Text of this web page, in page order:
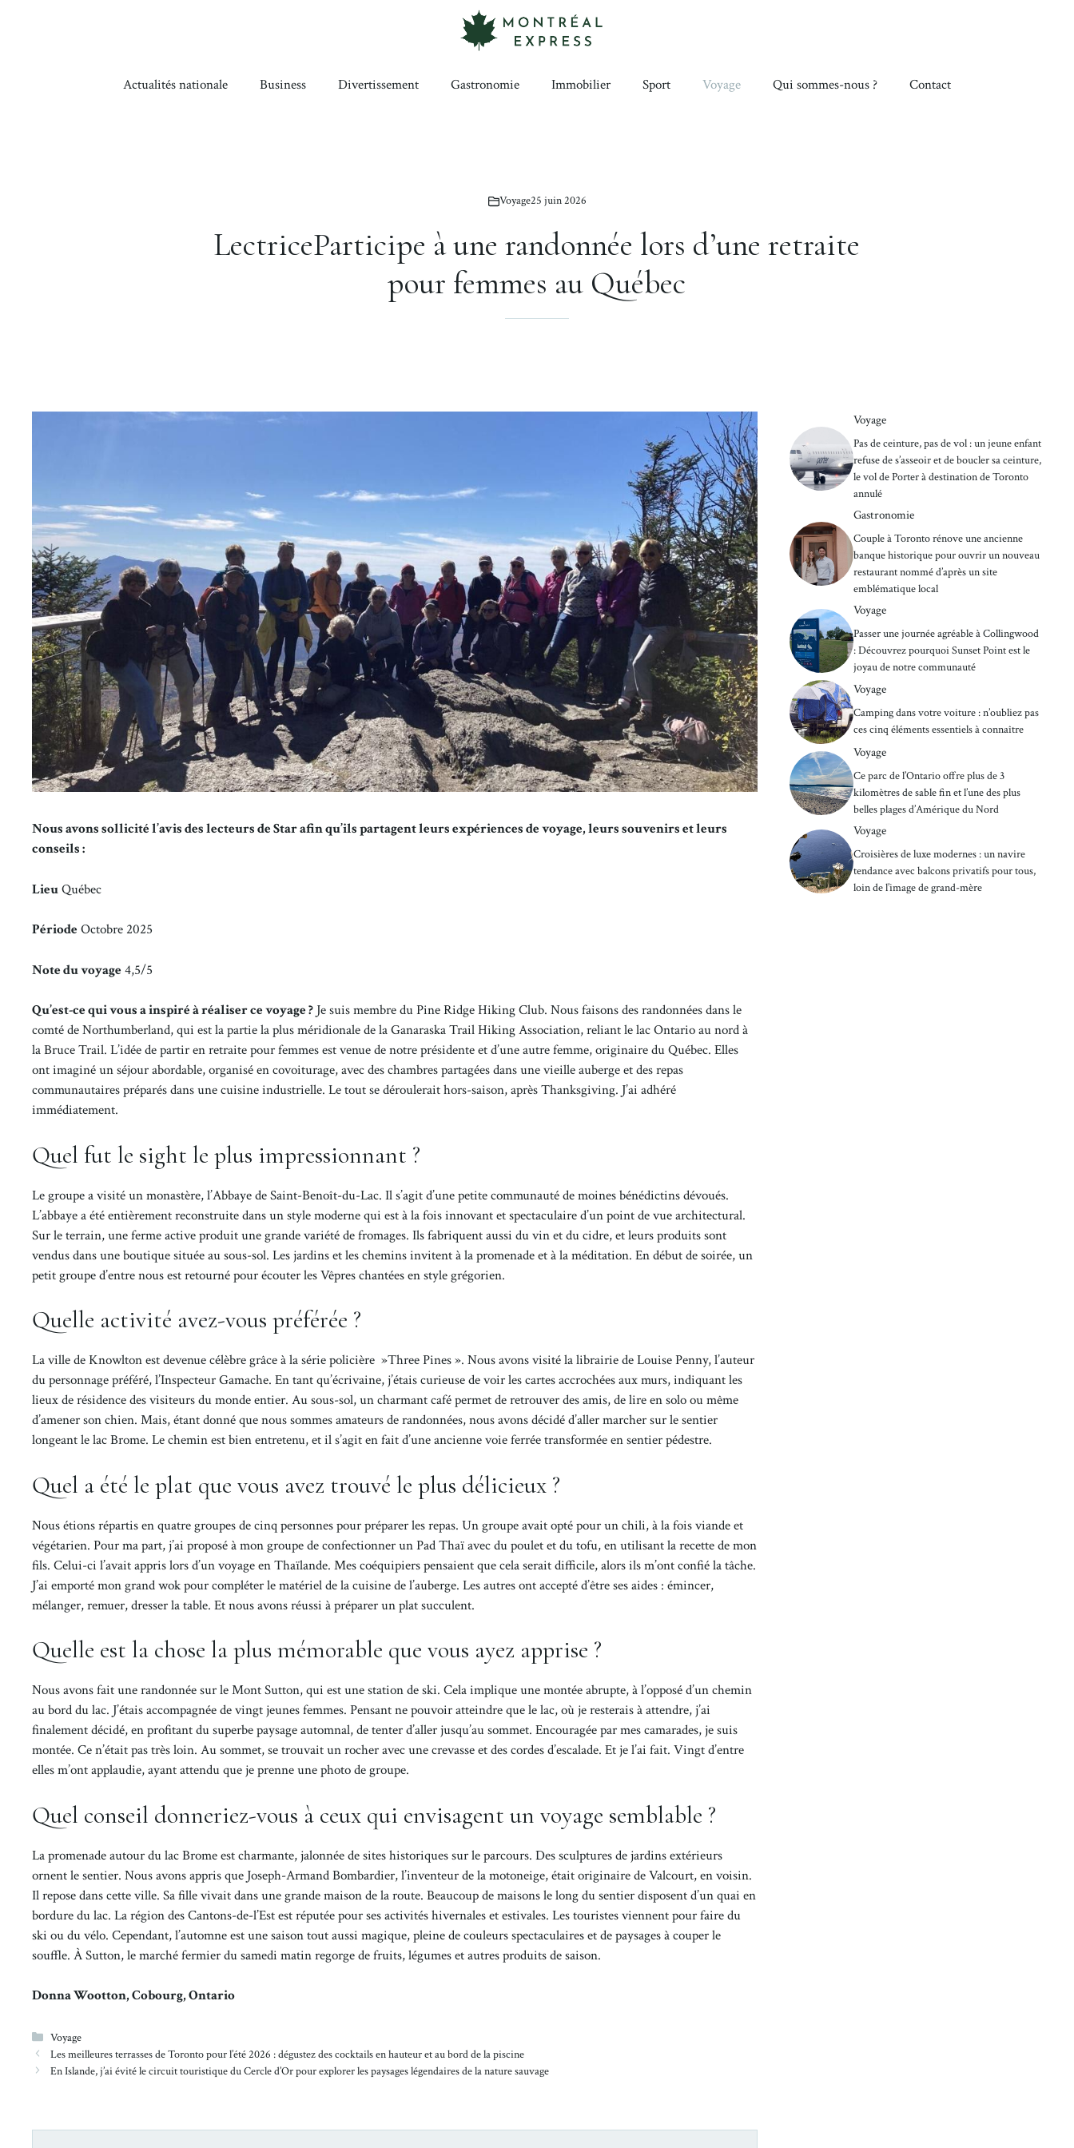
Actualités nationale Business Divertissement Gastronomie Immobilier Sport Voyage Qui sommes-nous ? Contact
Voyage25 juin 2026
LectriceParticipe à une randonnée lors d’une retraite
pour femmes au Québec
Nous avons sollicité l’avis des lecteurs de Star afin qu’ils partagent leurs expériences de voyage, leurs souvenirs et leurs
conseils :
LieuQuébec
PériodeOctobre 2025
Note du voyage4,5/5
Qu’est-ce qui vous a inspiré à réaliser ce voyage ? Je suis membre du Pine Ridge Hiking Club. Nous faisons des randonnées dans le
comté de Northumberland, qui est la partie la plus méridionale de la Ganaraska Trail Hiking Association, reliant le lac Ontario au nord à
la Bruce Trail. L’idée de partir en retraite pour femmes est venue de notre présidente et d’une autre femme, originaire du Québec. Elles
ont imaginé un séjour abordable, organisé en covoiturage, avec des chambres partagées dans une vieille auberge et des repas
communautaires préparés dans une cuisine industrielle. Le tout se déroulerait hors-saison, après Thanksgiving. J’ai adhéré
immédiatement.
Quel fut le sight le plus impressionnant ?
Le groupe a visité un monastère, l’Abbaye de Saint-Benoît-du-Lac. Il s’agit d’une petite communauté de moines bénédictins dévoués.
L’abbaye a été entièrement reconstruite dans un style moderne qui est à la fois innovant et spectaculaire d’un point de vue architectural.
Sur le terrain, une ferme active produit une grande variété de fromages. Ils fabriquent aussi du vin et du cidre, et leurs produits sont
vendus dans une boutique située au sous-sol. Les jardins et les chemins invitent à la promenade et à la méditation. En début de soirée, un
petit groupe d’entre nous est retourné pour écouter les Vêpres chantées en style grégorien.
Quelle activité avez-vous préférée ?
La ville de Knowlton est devenue célèbre grâce à la série policière »Three Pines ». Nous avons visité la librairie de Louise Penny, l’auteur
du personnage préféré, l’Inspecteur Gamache. En tant qu’écrivaine, j’étais curieuse de voir les cartes accrochées aux murs, indiquant les
lieux de résidence des visiteurs du monde entier. Au sous-sol, un charmant café permet de retrouver des amis, de lire en solo ou même
d’amener son chien. Mais, étant donné que nous sommes amateurs de randonnées, nous avons décidé d’aller marcher sur le sentier
longeant le lac Brome. Le chemin est bien entretenu, et il s’agit en fait d’une ancienne voie ferrée transformée en sentier pédestre.
Quel a été le plat que vous avez trouvé le plus délicieux ?
Nous étions répartis en quatre groupes de cinq personnes pour préparer les repas. Un groupe avait opté pour un chili, à la fois viande et
végétarien. Pour ma part, j’ai proposé à mon groupe de confectionner un Pad Thaï avec du poulet et du tofu, en utilisant la recette de mon
fils. Celui-ci l’avait appris lors d’un voyage en Thaïlande. Mes coéquipiers pensaient que cela serait difficile, alors ils m’ont confié la tâche.
J’ai emporté mon grand wok pour compléter le matériel de la cuisine de l’auberge. Les autres ont accepté d’être ses aides : émincer,
mélanger, remuer, dresser la table. Et nous avons réussi à préparer un plat succulent.
Quelle est la chose la plus mémorable que vous ayez apprise ?
Nous avons fait une randonnée sur le Mont Sutton, qui est une station de ski. Cela implique une montée abrupte, à l’opposé d’un chemin
au bord du lac. J’étais accompagnée de vingt jeunes femmes. Pensant ne pouvoir atteindre que le lac, où je resterais à attendre, j’ai
finalement décidé, en profitant du superbe paysage automnal, de tenter d’aller jusqu’au sommet. Encouragée par mes camarades, je suis
montée. Ce n’était pas très loin. Au sommet, se trouvait un rocher avec une crevasse et des cordes d’escalade. Et je l’ai fait. Vingt d’entre
elles m’ont applaudie, ayant attendu que je prenne une photo de groupe.
Quel conseil donneriez-vous à ceux qui envisagent un voyage semblable ?
La promenade autour du lac Brome est charmante, jalonnée de sites historiques sur le parcours. Des sculptures de jardins extérieurs
ornent le sentier. Nous avons appris que Joseph-Armand Bombardier, l’inventeur de la motoneige, était originaire de Valcourt, en voisin.
Il repose dans cette ville. Sa fille vivait dans une grande maison de la route. Beaucoup de maisons le long du sentier disposent d’un quai en
bordure du lac. La région des Cantons-de-l’Est est réputée pour ses activités hivernales et estivales. Les touristes viennent pour faire du
ski ou du vélo. Cependant, l’automne est une saison tout aussi magique, pleine de couleurs spectaculaires et de paysages à couper le
souffle. À Sutton, le marché fermier du samedi matin regorge de fruits, légumes et autres produits de saison.
Donna Wootton, Cobourg, Ontario
Catégories
Voyage
Les meilleures terrasses de Toronto pour l’été 2026 : dégustez des cocktails en hauteur et au bord de la piscine
En Islande, j’ai évité le circuit touristique du Cercle d’Or pour explorer les paysages légendaires de la nature sauvage
Voyage
Pas de ceinture, pas de vol : un jeune enfant
refuse de s’asseoir et de boucler sa ceinture,
le vol de Porter à destination de Toronto
annulé
Gastronomie
Couple à Toronto rénove une ancienne
banque historique pour ouvrir un nouveau
restaurant nommé d’après un site
emblématique local
Voyage
Passer une journée agréable à Collingwood
: Découvrez pourquoi Sunset Point est le
joyau de notre communauté
Voyage
Camping dans votre voiture : n’oubliez pas
ces cinq éléments essentiels à connaître
Voyage
Ce parc de l’Ontario offre plus de 3
kilomètres de sable fin et l’une des plus
belles plages d’Amérique du Nord
Voyage
Croisières de luxe modernes : un navire
tendance avec balcons privatifs pour tous,
loin de l’image de grand-mère